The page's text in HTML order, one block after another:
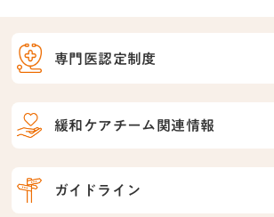
専門医認定制度
緩和ケアチーム関連情報
ガイドライン